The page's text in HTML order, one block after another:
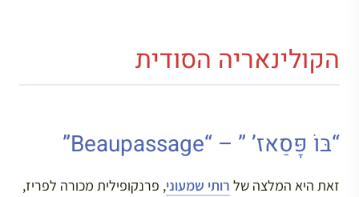
הקולינאריה הסודית
“בּוֹ פָּסַאז’ ” – “Beaupassage”
זאת היא המלצה של רותי שמעוני, פרנקופילית מכורה לפריז,